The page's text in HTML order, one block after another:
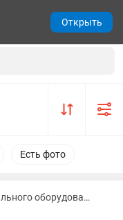
Есть фото
Ремонт холодильного оборудования и морозильников
Открыть